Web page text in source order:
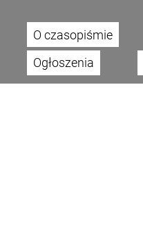
Main menu
O czasopiśmie
Ogłoszenia